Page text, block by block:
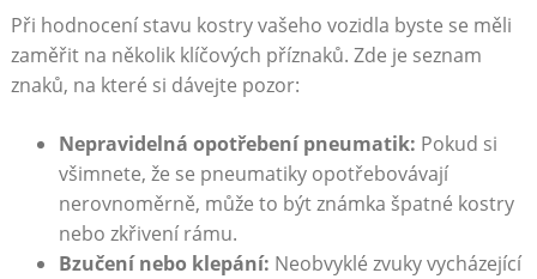
Při hodnocení stavu kostry vašeho vozidla byste se měli
zaměřit na několik klíčových ⁣příznaků. Zde ⁢je seznam
znaků, na které si dávejte pozor:
Nepravidelná opotřebení pneumatik: Pokud ⁤si
všimnete, že ‌se pneumatiky opotřebovávají
nerovnoměrně, může ‌to být známka špatné kostry
nebo zkřivení rámu.
Bzučení nebo klepání: ‌Neobvyklé zvuky vycházející